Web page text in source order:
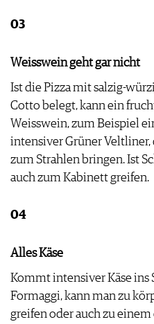
03
Weisswein geht gar nicht
Ist die Pizza mit salzig-
Cotto belegt, kann ein
Weisswein, zum Beispiel
intensiver Grüner Veltliner,
zum Strahlen bringen. Ist
auch zum Kabinett greifen.
04
Alles Käse
Kommt intensiver Käse ins
Formaggi, kann man zu
greifen oder auch zu